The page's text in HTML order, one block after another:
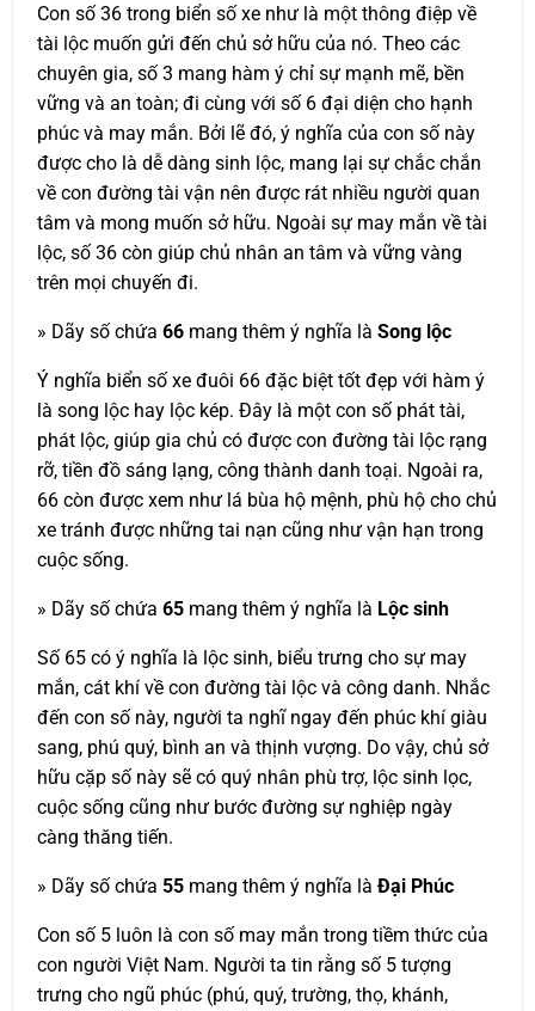
Con số 36 trong biển số xe như là một thông điệp về
tài lộc muốn gửi đến chủ sở hữu của nó. Theo các
chuyên gia, số 3 mang hàm ý chỉ sự mạnh mẽ, bền
vững và an toàn; đi cùng với số 6 đại diện cho hạnh
phúc và may mắn. Bởi lẽ đó, ý nghĩa của con số này
được cho là dễ dàng sinh lộc, mang lại sự chắc chắn
về con đường tài vận nên được rát nhiều người quan
tâm và mong muốn sở hữu. Ngoài sự may mắn về tài
lộc, số 36 còn giúp chủ nhân an tâm và vững vàng
trên mọi chuyến đi.
» Dãy số chứa 66 mang thêm ý nghĩa là Song lộc
Ý nghĩa biển số xe đuôi 66 đặc biệt tốt đẹp với hàm ý
là song lộc hay lộc kép. Đây là một con số phát tài,
phát lộc, giúp gia chủ có được con đường tài lộc rạng
rỡ, tiền đồ sáng lạng, công thành danh toại. Ngoài ra,
66 còn được xem như lá bùa hộ mệnh, phù hộ cho chủ
xe tránh được những tai nạn cũng như vận hạn trong
cuộc sống.
» Dãy số chứa 65 mang thêm ý nghĩa là Lộc sinh
Số 65 có ý nghĩa là lộc sinh, biểu trưng cho sự may
mắn, cát khí về con đường tài lộc và công danh. Nhắc
đến con số này, người ta nghĩ ngay đến phúc khí giàu
sang, phú quý, bình an và thịnh vượng. Do vậy, chủ sở
hữu cặp số này sẽ có quý nhân phù trợ, lộc sinh lọc,
cuộc sống cũng như bước đường sự nghiệp ngày
càng thăng tiến.
» Dãy số chứa 55 mang thêm ý nghĩa là Đại Phúc
Con số 5 luôn là con số may mắn trong tiềm thức của
con người Việt Nam. Người ta tin rằng số 5 tượng
trưng cho ngũ phúc (phú, quý, trường, thọ, khánh,